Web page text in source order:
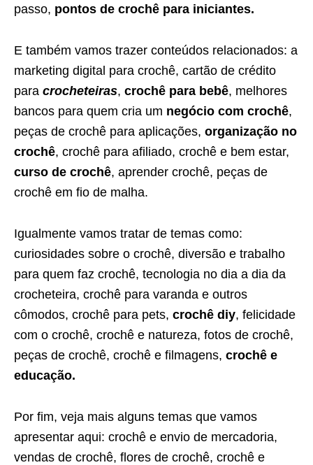
passo, pontos de crochê para iniciantes.
E também vamos trazer conteúdos relacionados: a
marketing digital para crochê, cartão de crédito
para crocheteiras, crochê para bebê, melhores
bancos para quem cria um negócio com crochê,
peças de crochê para aplicações, organização no
crochê, crochê para afiliado, crochê e bem estar,
curso de crochê, aprender crochê, peças de
crochê em fio de malha.
Igualmente vamos tratar de temas como:
curiosidades sobre o crochê, diversão e trabalho
para quem faz crochê, tecnologia no dia a dia da
crocheteira, crochê para varanda e outros
cômodos, crochê para pets, crochê diy, felicidade
com o crochê, crochê e natureza, fotos de crochê,
peças de crochê, crochê e filmagens, crochê e
educação.
Por fim, veja mais alguns temas que vamos
apresentar aqui: crochê e envio de mercadoria,
vendas de crochê, flores de crochê, crochê e